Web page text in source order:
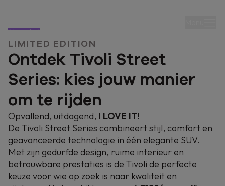
Voordelig rijden met
de
Tivoli Street Series
Flexisure financiële leasing v.a. € 159/mnd
LIMITED EDITION
Ontdek Tivoli Street
Series: kies jouw manier
om te rijden
Opvallend, uitdagend, I LOVE IT!
De Tivoli Street Series combineert stijl, comfort en
geavanceerde technologie in één elegante SUV.
Met zijn gedurfde design, ruime interieur en
betrouwbare prestaties is de Tivoli de perfecte
keuze voor wie op zoek is naar kwaliteit en